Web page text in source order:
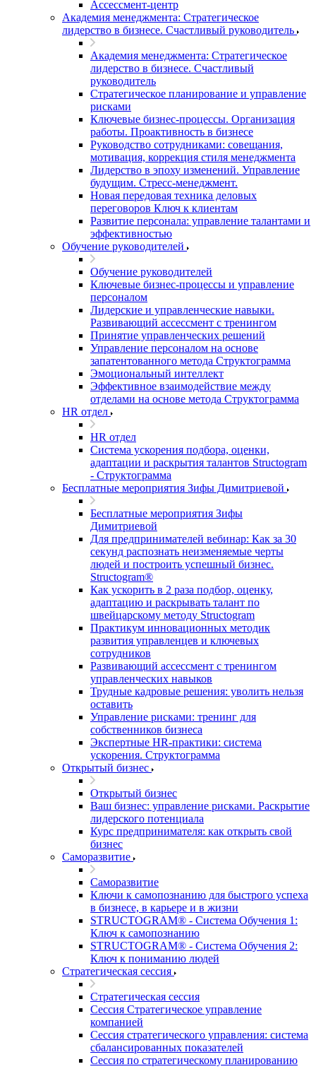
Ассессмент-центр
Академия менеджмента: Стратегическое
лидерство в бизнесе. Счастливый руководитель
Академия менеджмента: Стратегическое
лидерство в бизнесе. Счастливый
руководитель
Стратегическое планирование и управление
рисками
Ключевые бизнес-процессы. Организация
работы. Проактивность в бизнесе
Руководство сотрудниками: совещания,
мотивация, коррекция стиля менеджмента
Лидерство в эпоху изменений. Управление
будущим. Стресс-менеджмент.
Новая передовая техника деловых
переговоров Ключ к клиентам
Развитие персонала: управление талантами и
эффективностью
Обучение руководителей
Обучение руководителей
Ключевые бизнес-процессы и управление
персоналом
Лидерские и управленческие навыки.
Развивающий ассессмент с тренингом
Принятие управленческих решений
Управление персоналом на основе
запатентованного метода Структограмма
Эмоциональный интеллект
Эффективное взаимодействие между
отделами на основе метода Структограмма
HR отдел
HR отдел
Система ускорения подбора, оценки,
адаптации и раскрытия талантов Structogram
- Структограмма
Бесплатные мероприятия Зифы Димитриевой
Бесплатные мероприятия Зифы
Димитриевой
Для предпринимателей вебинар: Как за 30
секунд распознать неизменяемые черты
людей и построить успешный бизнес.
Structogram®
Как ускорить в 2 раза подбор, оценку,
адаптацию и раскрывать талант по
швейцарскому методу Structogram
Практикум инновационных методик
развития управленцев и ключевых
сотрудников
Развивающий ассессмент с тренингом
управленческих навыков
Трудные кадровые решения: уволить нельзя
оставить
Управление рисками: тренинг для
собственников бизнеса
Экспертные HR-практики: система
ускорения. Структограмма
Открытый бизнес
Открытый бизнес
Ваш бизнес: управление рисками. Раскрытие
лидерского потенциала
Курс предпринимателя: как открыть свой
бизнес
Саморазвитие
Саморазвитие
Ключи к самопознанию для быстрого успеха
в бизнесе, в карьере и в жизни
STRUCTOGRAM® - Система Обучения 1:
Ключ к самопознанию
STRUCTOGRAM® - Система Обучения 2:
Ключ к пониманию людей
Стратегическая сессия
Стратегическая сессия
Сессия Стратегическое управление
компанией
Сессия стратегического управления: система
сбалансированных показателей
Сессия по стратегическому планированию